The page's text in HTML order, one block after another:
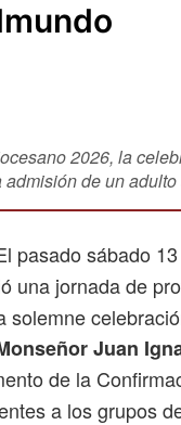
2026, la
de un
pasado sábado
una jornada de
solemne
Juan
de la
a los grupos